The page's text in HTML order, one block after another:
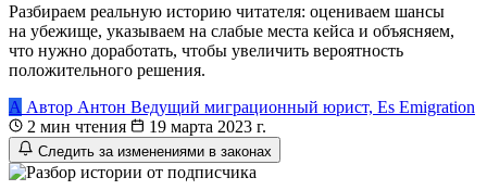
Разбираем реальную историю читателя: оцениваем шансы
на убежище, указываем на слабые места кейса и объясняем,
что нужно доработать, чтобы увеличить вероятность
положительного решения.
А Автор Антон Ведущий миграционный юрист, Es Emigration
2 мин чтения
19 марта 2023 г.
Следить за изменениями в законах